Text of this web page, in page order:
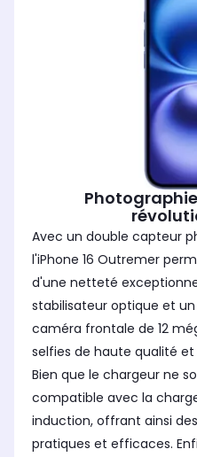
Avec un double capteur
l'iPhone 16 Outremer
d'une netteté
stabilisateur optique et un
caméra frontale de 12
selfies de haute qualité et
Bien que le chargeur ne
compatible avec la
induction, offrant ainsi
pratiques et efficaces.